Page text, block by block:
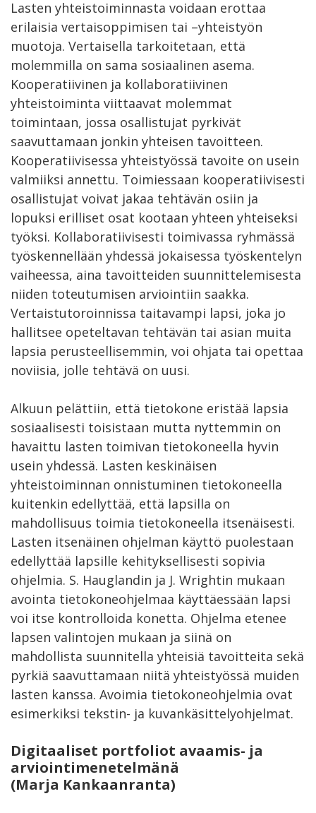
Lasten yhteistoiminnasta voidaan erottaa
erilaisia vertaisoppimisen tai –yhteistyön
muotoja. Vertaisella tarkoitetaan, että
molemmilla on sama sosiaalinen asema.
Kooperatiivinen ja kollaboratiivinen
yhteistoiminta viittaavat molemmat
toimintaan, jossa osallistujat pyrkivät
saavuttamaan jonkin yhteisen tavoitteen.
Kooperatiivisessa yhteistyössä tavoite on usein
valmiiksi annettu. Toimiessaan kooperatiivisesti
osallistujat voivat jakaa tehtävän osiin ja
lopuksi erilliset osat kootaan yhteen yhteiseksi
työksi. Kollaboratiivisesti toimivassa ryhmässä
työskennellään yhdessä jokaisessa työskentelyn
vaiheessa, aina tavoitteiden suunnittelemisesta
niiden toteutumisen arviointiin saakka.
Vertaistutoroinnissa taitavampi lapsi, joka jo
hallitsee opeteltavan tehtävän tai asian muita
lapsia perusteellisemmin, voi ohjata tai opettaa
noviisia, jolle tehtävä on uusi.
Alkuun pelättiin, että tietokone eristää lapsia
sosiaalisesti toisistaan mutta nyttemmin on
havaittu lasten toimivan tietokoneella hyvin
usein yhdessä. Lasten keskinäisen
yhteistoiminnan onnistuminen tietokoneella
kuitenkin edellyttää, että lapsilla on
mahdollisuus toimia tietokoneella itsenäisesti.
Lasten itsenäinen ohjelman käyttö puolestaan
edellyttää lapsille kehityksellisesti sopivia
ohjelmia. S. Hauglandin ja J. Wrightin mukaan
avointa tietokoneohjelmaa käyttäessään lapsi
voi itse kontrolloida konetta. Ohjelma etenee
lapsen valintojen mukaan ja siinä on
mahdollista suunnitella yhteisiä tavoitteita sekä
pyrkiä saavuttamaan niitä yhteistyössä muiden
lasten kanssa. Avoimia tietokoneohjelmia ovat
esimerkiksi tekstin- ja kuvankäsittelyohjelmat.
Digitaaliset portfoliot avaamis- ja
arviointimenetelmänä
(Marja Kankaanranta)